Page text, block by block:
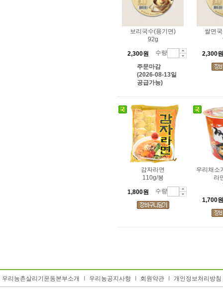
보리국수(용기면)
92g
2,300원
수량
주문마감
(2026-08-13일
공급가능)
쌀면
2,300원
감자라면
110g/봉
1,800원 수량
우리채소
라
1,700원
우리농촌살리기운동본부소개 우리농공지사항 회원약관 개인정보처리방침